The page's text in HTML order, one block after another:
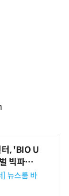
, 'BIO U
빅파마
지원…K
두보 확
] 뉴스룸 바